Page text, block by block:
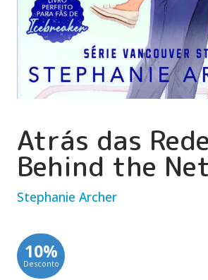
Atrás das
Behind the Net
Stephanie Archer
10%
Desconto